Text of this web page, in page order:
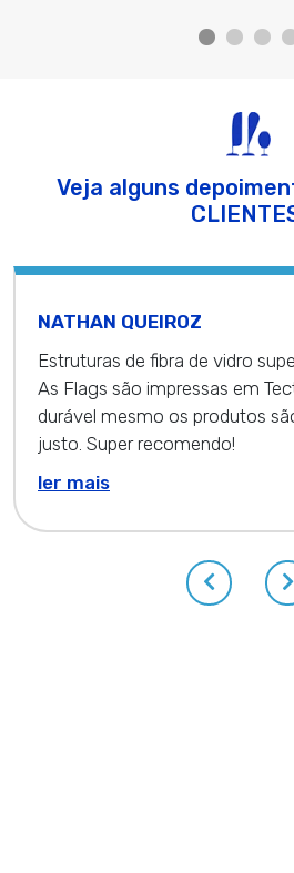
Veja alguns
NATHAN QUEIROZ
Estruturas de fibra de vidro
As Flags são impressas em
durável mesmo os produtos
justo. Super recomendo!
ler mais